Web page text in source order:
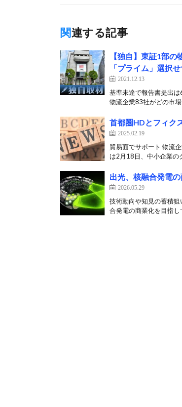
関連する記事
【独自】東証1部
「プライム」選択
2021.12.13
基準未達で報告書提出
物流企業83社がどの市
首都圏HDとフィク
2025.02.19
貿易面でサポート 物流
は2月18日、中小企業の
出光、核融合発電
2026.05.29
技術動向や知見の蓄積
合発電の商業化を目指